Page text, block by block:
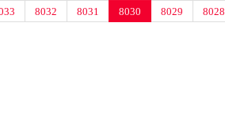
8028
8029
8030
8031
8032